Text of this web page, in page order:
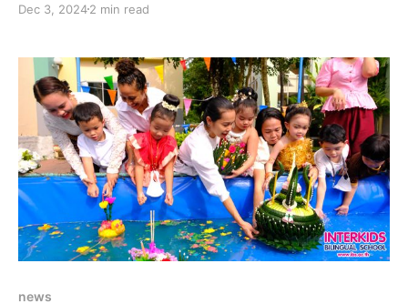
Adulyadej and reflecting on the strong bond between
with warmth and heartfelt gratitude as students
expressed their appreciation for the
Dec 3, 20242 min read
news